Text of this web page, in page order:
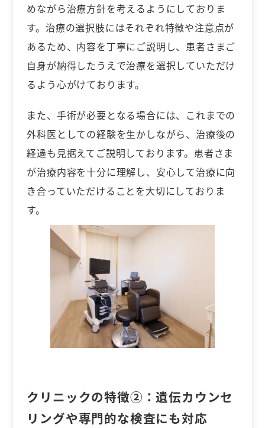
めながら治療方針を考えるようにしておりま
す。治療の選択肢にはそれぞれ特徴や注意点が
あるため、内容を丁寧にご説明し、患者さまご
自身が納得したうえで治療を選択していただけ
るよう心がけております。
また、手術が必要となる場合には、これまでの
外科医としての経験を生かしながら、治療後の
経過も見据えてご説明しております。患者さま
が治療内容を十分に理解し、安心して治療に向
き合っていただけることを大切にしておりま
す。
クリニックの特徴②：遺伝カウンセ
リングや専門的な検査にも対応